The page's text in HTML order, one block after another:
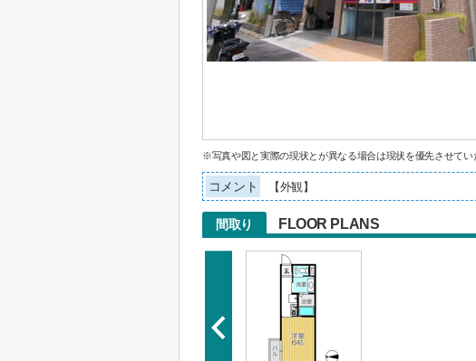
※写真や図と実際の現状とが異なる場合は現状を優先させてい
コメント 【外観】
間取り FLOOR PLANS